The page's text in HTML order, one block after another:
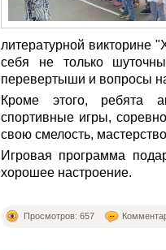
литературной
себя не только
перевертыши и вопросы
Кроме этого, ребята
спортивные игры,
свою смелость,
Игровая программа
хорошее настроение.
Просмотров: 657